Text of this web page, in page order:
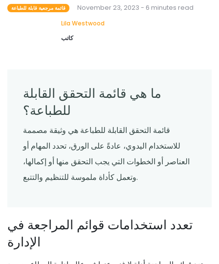
قائمة مرجعية قابلة للطباعة
November 23, 2023 - 6 minutes read
Lila Westwood
كاتب
ما هي قائمة التحقق القابلة
للطباعة؟
قائمة التحقق القابلة للطباعة هي وثيقة مصممة
للاستخدام اليدوي، عادةً على الورق، تحدد المهام أو
العناصر أو الخطوات التي يجب التحقق منها أو إكمالها،
وتعمل كأداة ملموسة للتنظيم والتتبع.
تعدد استخدامات قوائم المراجعة في
الإدارة